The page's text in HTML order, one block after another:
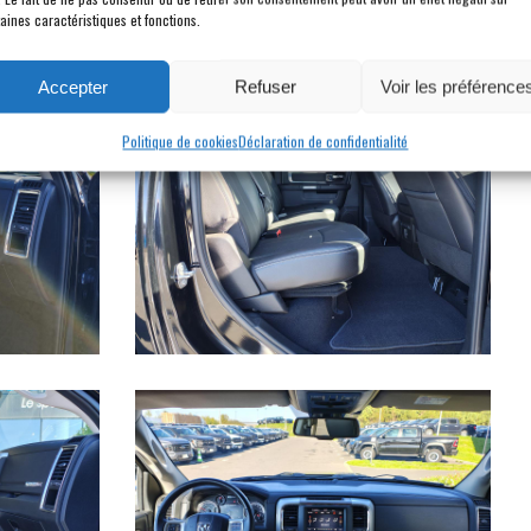
caractéristiques et fonctions.
Accepter Refuser Voir les
Politique de cookiesDéclaration de confidentialité